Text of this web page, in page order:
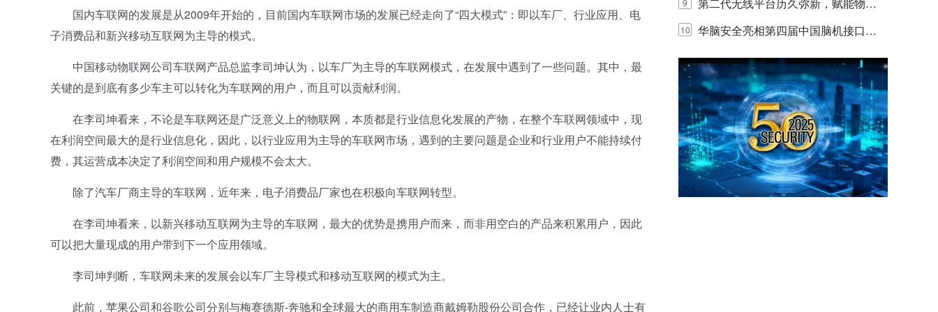
国内车联网的发展是从2009年开始的，目前国内车联网市场的发展已经走向了“四大模式”：即以车厂、行业应用、电
子消费品和新兴移动互联网为主导的模式。
中国移动物联网公司车联网产品总监李司坤认为，以车厂为主导的车联网模式，在发展中遇到了一些问题。其中，最
关键的是到底有多少车主可以转化为车联网的用户，而且可以贡献利润。
在李司坤看来，不论是车联网还是广泛意义上的物联网，本质都是行业信息化发展的产物，在整个车联网领域中，现
在利润空间最大的是行业信息化，因此，以行业应用为主导的车联网市场，遇到的主要问题是企业和行业用户不能持续付
费，其运营成本决定了利润空间和用户规模不会太大。
除了汽车厂商主导的车联网，近年来，电子消费品厂家也在积极向车联网转型。
在李司坤看来，以新兴移动互联网为主导的车联网，最大的优势是携用户而来，而非用空白的产品来积累用户，因此
可以把大量现成的用户带到下一个应用领域。
李司坤判断，车联网未来的发展会以车厂主导模式和移动互联网的模式为主。
此前，苹果公司和谷歌公司分别与梅赛德斯-奔驰和全球最大的商用车制造商戴姆勒股份公司合作，已经让业内人士有
9
网创新迭代
10
华脑安全亮相第四届中国脑机接口大
赛 工业安全脑机接口技术赢行业顶级
专家关注